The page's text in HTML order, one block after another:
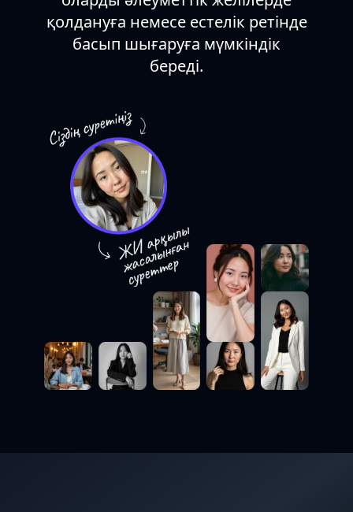
қолдануға немесе естелік ретінде
басып шығаруға мүмкіндік
береді.